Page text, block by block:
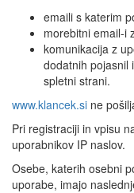
emaili s katerim
morebitni email-i
komunikacija z
dodatnih pojasnil
spletni strani.
www.klancek.si ne
Pri registraciji in vpisu
uporabnikov IP naslov.
Osebe, katerih osebni
uporabe, imajo